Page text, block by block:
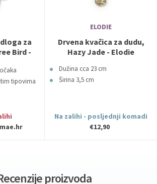
za
Bird -
tipovima
ELODIE
Drvena kvačica za dudu,
Hazy Jade - Elodie
Dužina cca 23 cm
Širina 3,5 cm
Na zalihi - posljednji komadi
€12,90
proizvoda